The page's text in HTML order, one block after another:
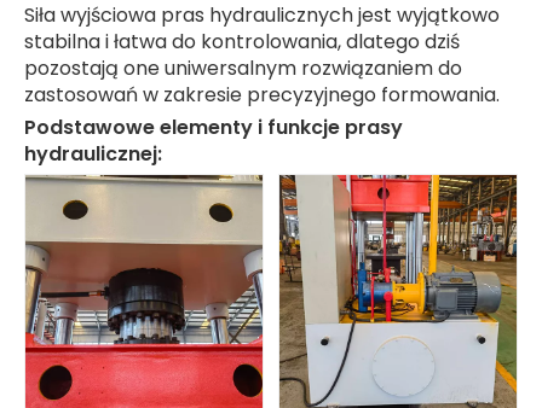
Siła wyjściowa pras hydraulicznych jest wyjątkowo
stabilna i łatwa do kontrolowania, dlatego dziś
pozostają one uniwersalnym rozwiązaniem do
zastosowań w zakresie precyzyjnego formowania.
Podstawowe elementy i funkcje prasy
hydraulicznej: